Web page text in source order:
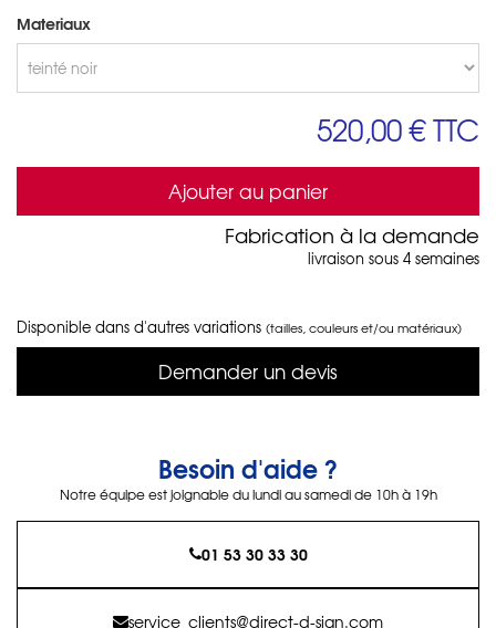
Materiaux
520,00 €TTC
Ajouter au panier
Fabrication à la demande
livraison sous 4 semaines
Disponible dans d'autres variations (tailles, couleurs et/ou matériaux)
Demander un devis
Besoin d'aide ?
Notre équipe est joignable du lundi au samedi de 10h à 19h
01 53 30 33 30
service_clients@direct-d-sign.com